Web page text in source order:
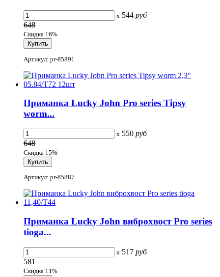
x 544 руб
648
Скидка 16%
Артикул: pr-85891
Приманка Lucky John Pro series Tipsy
worm...
x 550 руб
648
Скидка 15%
Артикул: pr-85887
Приманка Lucky John виброхвост Pro series
tioga...
x 517 руб
581
Скидка 11%